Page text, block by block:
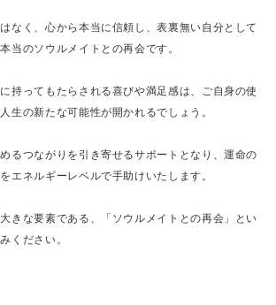
なく、心から本当に信頼し、表裏無い自分として
当のソウルメイトとの再会です。
持ってもたらされる喜びや満足感は、ご自身の使
生の新たな可能性が開かれるでしょう。
るつながりを引き寄せるサポートとなり、運命の
エネルギーレベルで手助けいたします。
きな要素である、「ソウルメイトとの再会」とい
ください。